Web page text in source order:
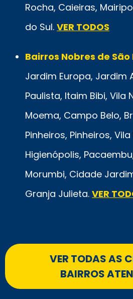
Rocha, Caieiras,
do Sul. VER TODOS
Bairros Nobres de São
Jardim Europa, Jardim
Paulista, Itaim Bibi, Vila
Moema, Campo Belo,
Pinheiros, Pinheiros,
Higienópolis,
Morumbi, Cidade
Granja Julieta. VER
VER TODAS AS
BAIRROS